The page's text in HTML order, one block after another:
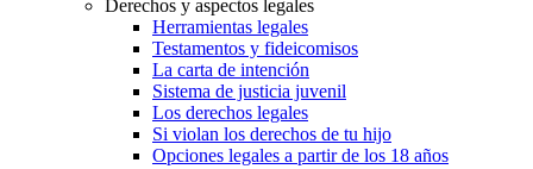
Derechos y aspectos legales
Herramientas legales
Testamentos y fideicomisos
La carta de intención
Sistema de justicia juvenil
Los derechos legales
Si violan los derechos de tu hijo
Opciones legales a partir de los 18 años